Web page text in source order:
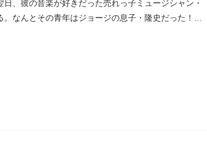
、彼の音楽が好きだった売れっ子ミュージシャン・
なんとその青年はジョージの息子・隆史だった！